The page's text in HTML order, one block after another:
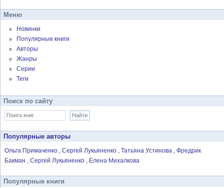
Меню
Новинки
Популярные книги
Авторы
Жанры
Серии
Теги
Поиск по сайту
Популярные авторы
Ольга Примаченко Сергей Лукьяненко Татьяна Устинова
Фредрик
Бакман
Сергей Лукьяненко Елена Михалкова
Популярные книги